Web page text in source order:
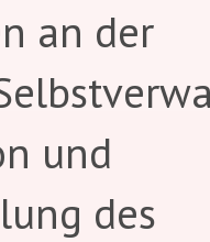
an der
und
des